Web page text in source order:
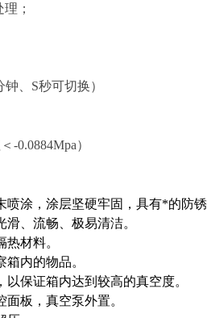
理 ；
、S秒可切换）
-0.0884Mpa）
喷涂，涂层坚硬牢固，具有*的防
、流畅、极易清洁。
材料。
内的物品。
保证箱内达到较高的真空度。
板，真空泵外置。